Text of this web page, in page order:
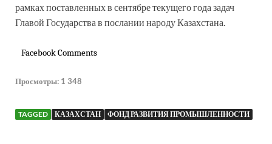
рамках поставленных в сентябре текущего года задач
Главой Государства в послании народу Казахстана.
Facebook Comments
Просмотры: 1 348
TAGGED КАЗАХСТАН ФОНД РАЗВИТИЯ ПРОМЫШЛЕННОСТИ